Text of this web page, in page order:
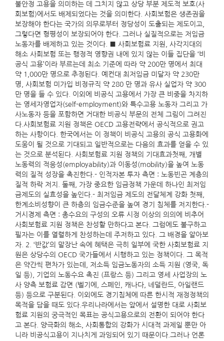
불안정 고용을 의미하는 데 그치지 않고 상당 부분 제도적 보호(사
회보험)에서도 배제되었다는 것을 의미한다. 사회보험은 생존권을
보장해야 한다는 국가의 의무로부터 정당성이 도출되는 제도이고,
그렇다면 형평성이 보장되어야 한다. 그러나 실질적으로는 저임금
노동자를 배제하고 있는 것이다. ■ 사회보험료 지원, 사각지대의
해소 사회보험 또는 행정적 영향권 내에 있지 않는 이들 집단을 ‘비
공식 고용’이라 부르는데 최소 기준에 따라 약 200만 명에서 최대
약 1,000만 명으로 추정된다. 예컨대 최저임금 미달자 약 230만
명, 사회보험 미가입 비정규직 약 280 만 명과 유사 실업자 약 300
만 명을 들 수 있다. 이외에 비공식 고용에서 가장 큰 비중을 차지하
는 영세자영업자(self-employment)와 특수고용 노동자 그리고 가
사노동자 등을 포함하면 거대한 비공식 부문의 전체 그림이 그려진
다.사회보험료 지원 정책은 OECD 고용전략에서 공식적으로 권고
하는 사항이다. 한국에서는 이 정책이 비공식 고용의 공식 고용화에
도움이 될 것으로 기대되고 일반적으로는 다음의 효과를 얻을 수 있
는 것으로 분석된다. 사회보험료 지원 정책의 기대효과첫째, 개별
노동력의 적응성(employability)과 이동성(mobility)을 높여 노동
력의 질적 성장을 촉진한다.- 인적자본 투자 측면 : 노동빈곤 계층의
질적 하락 저지. 둘째, 가장 중요한 임금정책 가운데 하나인 최저임
금제도의 실효성을 높인다.- 최저임금 제도의 전달체계 강화 첫째,
한계소비성향이 큰 하층의 임금수준을 높여 경기 침체를 저지한다.-
거시경제 측면 : 총수요의 구성의 오류 시정 이상의 의의에 비추어
사회보험료 지원 정책은 찬성할 만하다고 본다. 그럼에도 불구하고
필자는 이를 열렬하게 찬성하는데 주저하고 있다. 그 배경을 알아보
자. 2. ‘반값’의 말장난 속에 혜택은 극히 일부에 국한 사회보험료 지
원은 상당수의 OECD 국가들에서 시행하고 있는 정책이다. 그 목적
은 약간씩 편차가 있는데, 저소득 임금노동자의 소득 지원 (영국, 독
일 등), 기업의 노동수요 촉진 (프랑스 등) 그리고 영세 사업장의 노
사 양측 보험료 감면 (벨기에, 스페인, 캐나다, 네덜란드, 아일랜드
등) 등으로 구분된다. 이외에도 경기침체에 따른 한시적 재정정책의
목적을 담을 때도 있다.우리나라에서는 앞에서 설명한 대로 사회보
험료 지원의 궁극적인 목표는 공식고용으로의 전환이 되어야 한다
고 본다. 양극화의 해소, 사회통합의 강화가 시대적 과제일 뿐만 아
니라 비공식고용이 지나치게 과잉되어 있기 때문이다.그러나 언론